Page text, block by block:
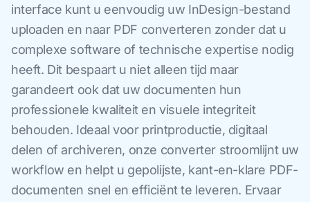
interface kunt u eenvoudig uw InDesign-bestand
uploaden en naar PDF converteren zonder dat u
complexe software of technische expertise nodig
heeft. Dit bespaart u niet alleen tijd maar
garandeert ook dat uw documenten hun
professionele kwaliteit en visuele integriteit
behouden. Ideaal voor printproductie, digitaal
delen of archiveren, onze converter stroomlijnt uw
workflow en helpt u gepolijste, kant-en-klare PDF-
documenten snel en efficiënt te leveren. Ervaar